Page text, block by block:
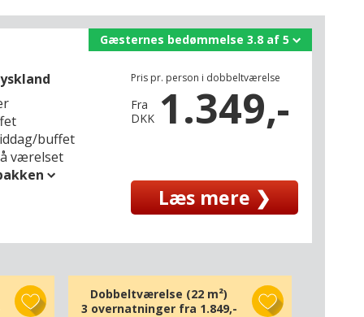
buffet
værelset
Pris pr. person i dobbeltværelse
Fra
DKK 1.349,-
Læs mere ❯
Gæsternes bedømmelse 3.8 af 5
Dobbeltværelse (22 m²)
3 overnatninger fra 1.849,-